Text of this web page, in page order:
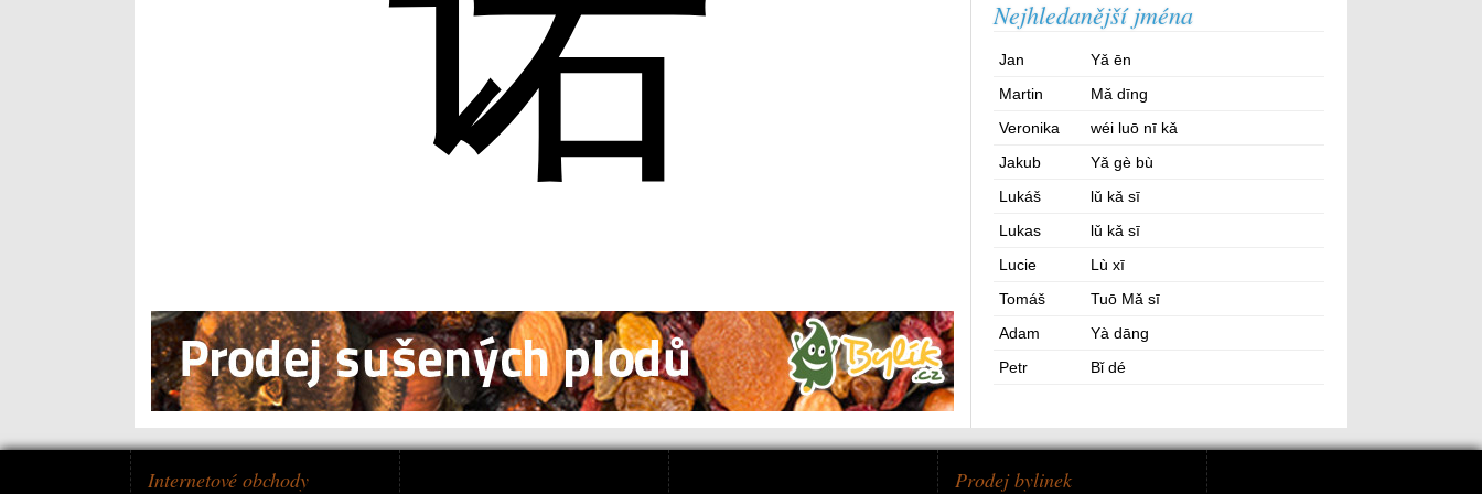
Nejhledanější jména
Jan
Yǎ ēn
Martin
Mǎ dīng
Veronika
wéi luō nī kǎ
Jakub
Yǎ gè bù
Lukáš
lǔ kǎ sī
Lukas
lǔ kǎ sī
Lucie
Lù xī
Tomáš
Tuō Mǎ sī
Adam
Yà dāng
Petr
Bǐ dé
Internetové obchody Prodej bylinek